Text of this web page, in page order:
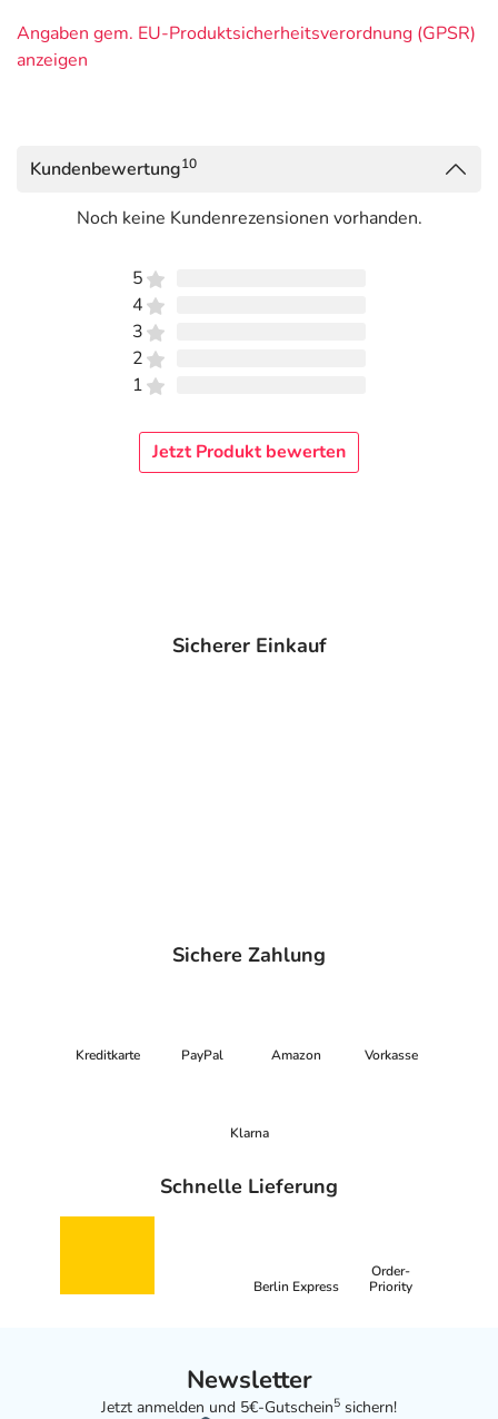
Angaben gem. EU-Produktsicherheitsverordnung (GPSR)
anzeigen
Kundenbewertung10
Noch keine Kundenrezensionen vorhanden.
5
4
3
2
1
Jetzt Produkt bewerten
Sicherer Einkauf
Sichere Zahlung
Kreditkarte PayPal Amazon Vorkasse
Klarna
Schnelle Lieferung
Berlin Express
Order-
Priority
Newsletter
Jetzt anmelden und 5€-Gutschein5 sichern!